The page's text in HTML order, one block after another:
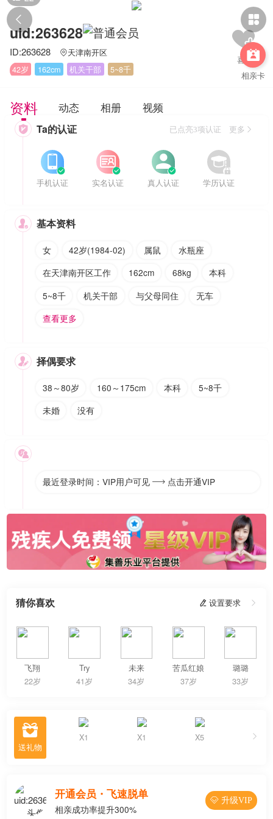
 

相亲卡
uid:263628
ID:263628 天津南开区
42岁
162cm 机关干部 5~8千
资料 动态 相册 视频
 Ta的认证 已点亮3项认证 更多


手机认证


实名认证


真人认证


学历认证
 基本资料
女 42岁(1984-02) 属鼠
水瓶座
在天津南开区工作
162cm 68kg
本科
5~8千
机关干部 与父母同住
无车
查看更多
 择偶要求
38～80岁 160～175cm 本科
5~8千
未婚
没有

最近登录时间：VIP用户可见  点击开通VIP
猜你喜欢  设置要求 
飞翔
22岁
Try
41岁
未来
34岁
苦瓜红娘
37岁
璐璐
33岁
 X1 X1 X5
开通会员・飞速脱单
相亲成功率提升300%
 升级VIP